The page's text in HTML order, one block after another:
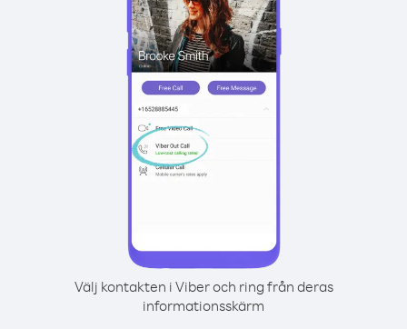
Välj kontakten i Viber och ring från deras
informationsskärm